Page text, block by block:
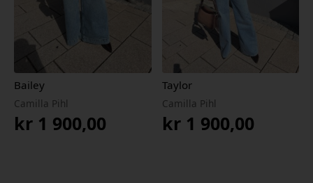
Bailey
Camilla Pihl
kr 1 900,00
Taylor
Camilla Pihl
kr1 900,00